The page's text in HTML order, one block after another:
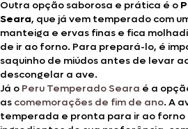
Outra opção saborosa e prática é o
Seara, que já vem temperado com
manteiga e ervas finas e fica
de ir ao forno. Para prepará-lo, é
saquinho de miúdos antes de levar
descongelar a ave.
Já o Peru Temperado Seara é a
as comemorações de fim de ano. A
temperada e pronta para ir ao forno